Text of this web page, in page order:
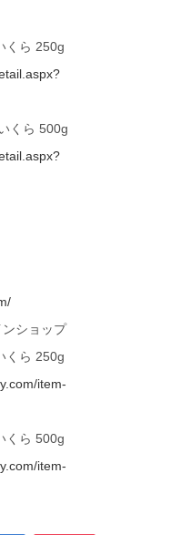
くら 250g
くら 500g
ンショップ
くら 250g
item-
くら 500g
item-